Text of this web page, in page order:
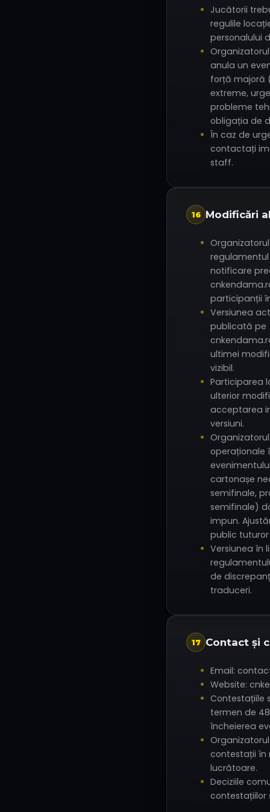
Jucătorii
regulile
personalului
anula un
forță majoră
extreme,
probleme
obligația de
În caz de
contactați
staff.
16 Modificări
notificare
participanții
Versiunea
publicată pe
ultimei
vizibil.
Participarea
ulterior
acceptarea
versiuni.
operaționale
cartonașe
semifinale,
semifinale)
impun.
public
Versiunea în
de
traduceri.
17 Contact și
Email:
Website:
Contestațiile
termen de
încheierea
contestații în
lucrătoare.
Deciziile
contestațiilor